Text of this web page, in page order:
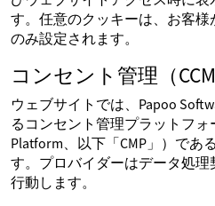
す。任意のクッキーは、お客
のみ設定されます。
コンセント管理（
ウェブサイトでは、Papoo
るコンセント管理プラットフォ
Platform、以下「CMP」）であ
す。プロバイダーはデータ処
行動します。